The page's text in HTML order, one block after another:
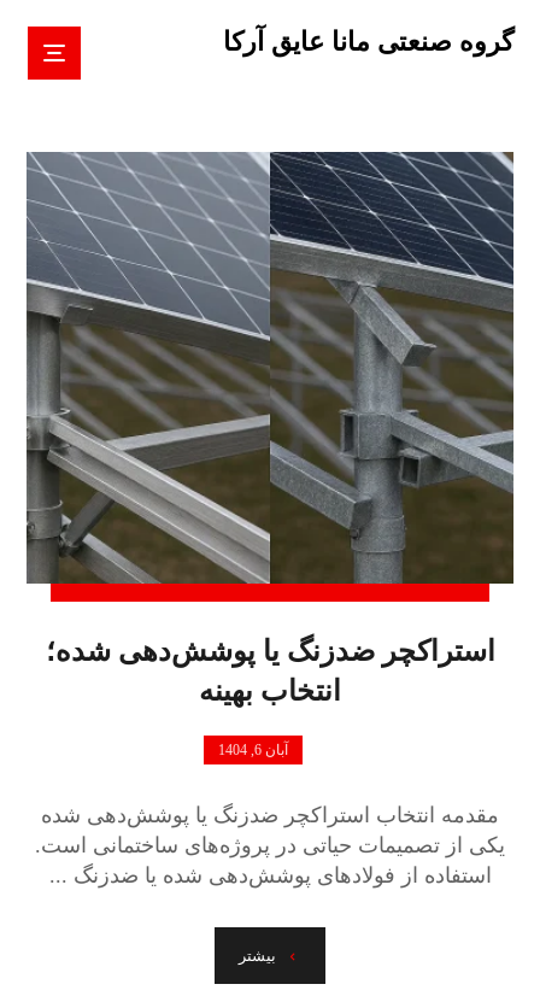
گروه صنعتی مانا عایق آرکا
استراکچر ضدزنگ یا پوشش‌دهی شده؛
انتخاب بهینه
آبان 6, 1404
مقدمه انتخاب استراکچر ضدزنگ یا پوشش‌دهی شده
یکی از تصمیمات حیاتی در پروژه‌های ساختمانی است.
استفاده از فولادهای پوشش‌دهی شده یا ضدزنگ ...
بیشتر